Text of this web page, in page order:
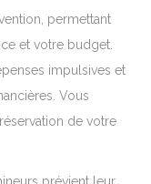
permettant
et votre budget.
impulsives et
Vous
de votre
prévient leur